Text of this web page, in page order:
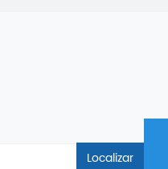
Localizar